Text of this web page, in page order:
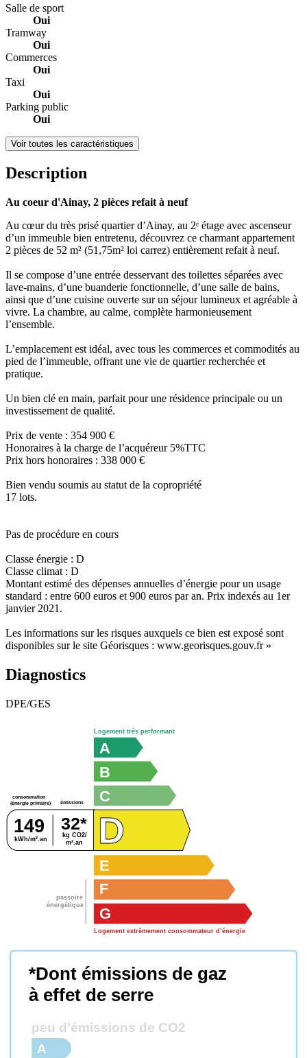
Salle de sport
Oui
Tramway
Oui
Commerces
Oui
Taxi
Oui
Parking public
Oui
Voir toutes les caractéristiques
Description
Au coeur d'Ainay, 2 pièces refait à neuf
Au cœur du très prisé quartier d’Ainay, au 2ᵉ étage avec ascenseur
d’un immeuble bien entretenu, découvrez ce charmant appartement
2 pièces de 52 m² (51,75m² loi carrez) entièrement refait à neuf.
Il se compose d’une entrée desservant des toilettes séparées avec
lave-mains, d’une buanderie fonctionnelle, d’une salle de bains,
ainsi que d’une cuisine ouverte sur un séjour lumineux et agréable à
vivre. La chambre, au calme, complète harmonieusement
l’ensemble.
L’emplacement est idéal, avec tous les commerces et commodités au
pied de l’immeuble, offrant une vie de quartier recherchée et
pratique.
Un bien clé en main, parfait pour une résidence principale ou un
investissement de qualité.
Prix de vente : 354 900 €
Honoraires à la charge de l’acquéreur 5%TTC
Prix hors honoraires : 338 000 €
Bien vendu soumis au statut de la copropriété
17 lots.
Pas de procédure en cours
Classe énergie : D
Classe climat : D
Montant estimé des dépenses annuelles d’énergie pour un usage
standard : entre 600 euros et 900 euros par an. Prix indexés au 1er
janvier 2021.
Les informations sur les risques auxquels ce bien est exposé sont
disponibles sur le site Géorisques : www.georisques.gouv.fr »
Diagnostics
DPE/GES
passoire
énergétique
consommation
(énergie primaire)
émissions
kg CO2/
m².an
kWh/m².an
149 32*
G
Logement extrêmement consommateur d’énergie
F
E
D
C
B
A
Logement très performant
*Dont émissions de gaz
à effet de serre
peu d’émissions de CO2
A